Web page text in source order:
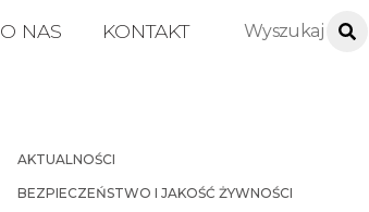
O NAS KONTAKT
AKTUALNOŚCI
BEZPIECZEŃSTWO I JAKOŚĆ ŻYWNOŚCI